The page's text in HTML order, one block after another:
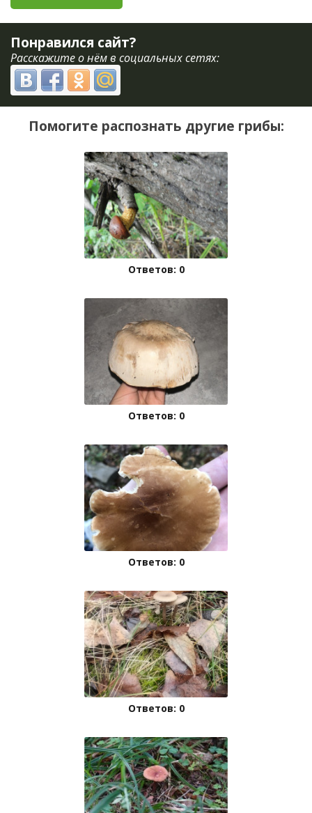
Понравился сайт?
Расскажите о нём в социальных сетях:
Помогите распознать другие грибы:
Ответов: 0
Ответов: 0
Ответов: 0
Ответов: 0